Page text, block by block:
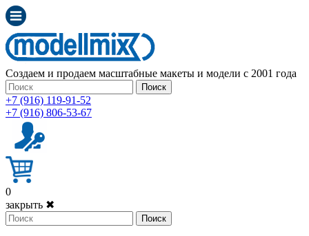
Создаем и продаем масштабные макеты и модели с 2001 года
Поиск
+7 (916) 119-91-52
+7 (916) 806-53-67
0
закрыть ✖
Поиск